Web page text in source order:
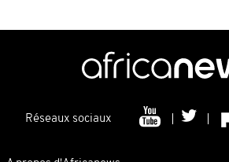
Réseaux sociaux